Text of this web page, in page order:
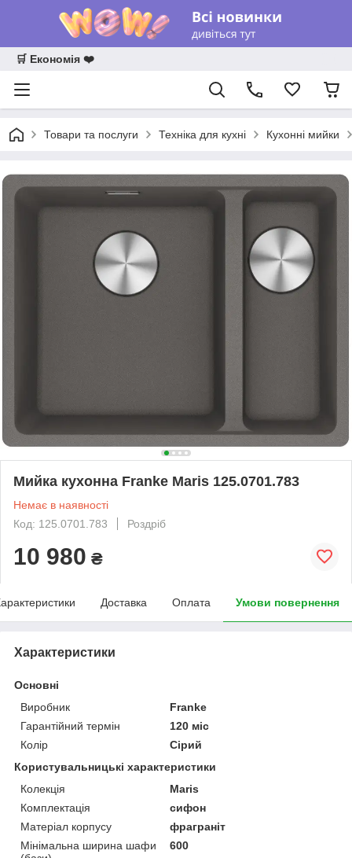
🛒 Економія ❤️
Товари та послуги Техніка для кухні Кухонні мийки
Мийка кухонна Franke Maris 125.0701.783
Немає в наявності
Код: 125.0701.783
Роздріб
10 980 ₴
Доставка Оплата Умови повернення
Характеристики
Основні
Виробник
Franke
Гарантійний термін
120 міс
Колір
Сірий
Користувальницькі характеристики
Колекція
Maris
Комплектація
сифон
Матеріал корпусу
фраграніт
Мінімальна ширина шафи
600